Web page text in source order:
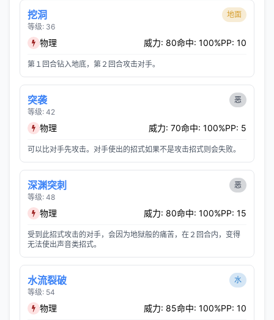
挖洞
等级: 36
地面
物理 威力: 80命中: 100%PP: 10
第１回合钻入地底，第２回合攻击对手。
突袭
等级: 42
恶
物理 威力: 70命中: 100%PP: 5
可以比对手先攻击。对手使出的招式如果不是攻击招式则会失败。
深渊突刺
等级: 48
恶
物理 威力: 80命中: 100%PP: 15
受到此招式攻击的对手，会因为地狱般的痛苦，在２回合内，变得
无法使出声音类招式。
水流裂破
等级: 54
水
物理 威力: 85命中: 100%PP: 10